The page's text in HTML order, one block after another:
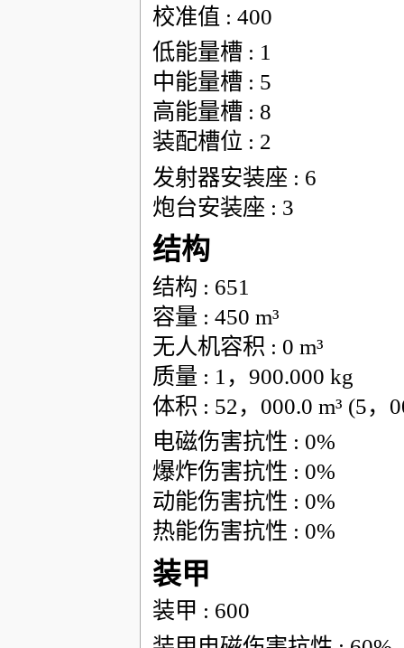
校准值 : 400
低能量槽 : 1
中能量槽 : 5
高能量槽 : 8
装配槽位 : 2
发射器安装座 : 6
炮台安装座 : 3
结构
结构 : 651
容量 : 450 m³
无人机容积 : 0 m³
质量 : 1，900.000 kg
体积 : 52，000.0 m³ (5，
电磁伤害抗性 : 0%
爆炸伤害抗性 : 0%
动能伤害抗性 : 0%
热能伤害抗性 : 0%
装甲
装甲 : 600